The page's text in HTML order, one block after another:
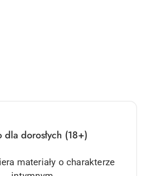
dla dorosłych (18+)
materiały o charakterze